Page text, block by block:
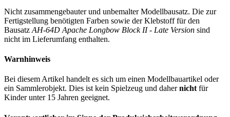
Nicht zusammengebauter und unbemalter Modellbausatz. Die zur
Fertigstellung benötigten Farben sowie der Klebstoff für den
Bausatz AH-64D Apache Longbow Block II - Late Version sind
nicht im Lieferumfang enthalten.
Warnhinweis
Bei diesem Artikel handelt es sich um einen Modellbauartikel oder
ein Sammlerobjekt. Dies ist kein Spielzeug und dahernicht für
Kinder unter 15 Jahren geeignet.